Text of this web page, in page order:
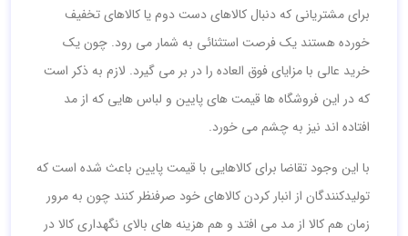
برای مشتریانی که دنبال کالاهای دست دوم یا کالاهای تخفیف
خورده هستند یک فرصت استثنائی به شمار می رود. چون یک
خرید عالی با مزایای فوق العاده را در بر می گیرد. لازم به ذکر است
که در این فروشگاه ها قیمت های پایین و لباس هایی که از مد
افتاده اند نیز به چشم می خورد.
با این وجود تقاضا برای کالاهایی با قیمت پایین باعث شده است که
تولیدکنندگان از انبار کردن کالاهای خود صرفنظر کنند چون به مرور
زمان هم کالا از مد می افتد و هم هزینه های بالای نگهداری کالا در